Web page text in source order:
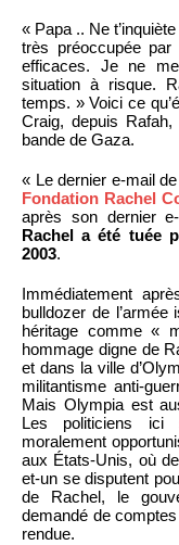
« Papa .. Ne
très préoccupée
efficaces. Je ne
situation à risque.
temps. » Voici ce
Craig, depuis
bande de Gaza.
« Le dernier e-mail
Fondation Rachel
après son dernier
Rachel a été tuée
2003.
Immédiatement
bulldozer de
héritage comme «
hommage digne de
et dans la ville
militantisme anti-
Mais Olympia est
Les politiciens ici
moralement
aux États-Unis, où
et-un se disputent
de Rachel, le
demandé de
rendue.